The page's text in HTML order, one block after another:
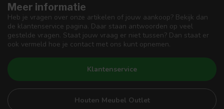
Meer informatie
Heb je vragen over onze artikelen of jouw aankoop? Bekijk dan
de klantenservice pagina. Daar staan antwoorden op veel
gestelde vragen. Staat jouw vraag er niet tussen? Dan staat er
ook vermeld hoe je contact met ons kunt opnemen.
Klantenservice
Houten Meubel Outlet